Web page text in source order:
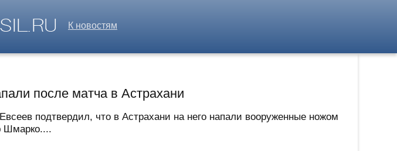
К новостям
после матча в Астрахани
подтвердил, что в Астрахани на него напали вооруженные ножом
Шмарко....